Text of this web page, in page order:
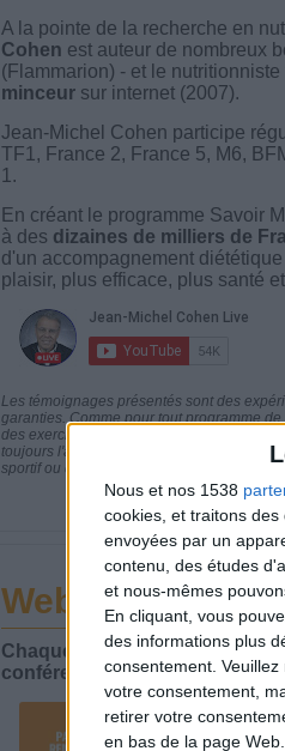
Nous et nos 1538
cookies, et traitons
envoyées par un
contenu, des études
et nous-mêmes
En cliquant, vous
des informations plus
consentement.
votre consentement,
retirer votre
en bas de la page Web.
A la pointe de la recherche en
Cohen est auteur de nombreux
(Flammarion) - et le
minceursur internet (2007).
Jean-Michel Cohen participe
TF1, France 2, France 5, M6,
1.
En créant le programme Savoir
à des dizaines de milliers de
d'un accompagnement
plaisir, plus efficace, plus santé
Les témoignages présentés sont des
garanties. Comme pour tout programme
des exercices physiques réguliers sont
toujours l'avis de votre médecin traitant
sportif ou de modifier vos habitudes
Webinaires en
Chaque semaine, posez vos
conférences avec Jean-